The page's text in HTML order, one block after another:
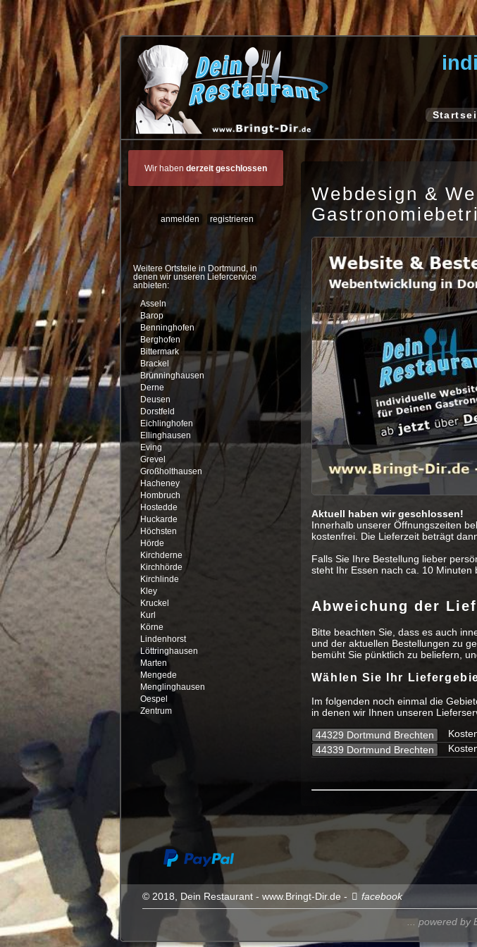
Wir haben derzeit geschlossen
anmelden registrieren
Weitere Ortsteile in Dortmund
, in
denen wir unseren Liefercervice
anbieten:
Asseln
Barop
Benninghofen
Berghofen
Bittermark
Brackel
Brünninghausen
Derne
Deusen
Dorstfeld
Eichlinghofen
Ellinghausen
Eving
Grevel
Großholthausen
Hacheney
Hombruch
Hostedde
Huckarde
Höchsten
Hörde
Kirchderne
Kirchhörde
Kirchlinde
Kley
Kruckel
Kurl
Körne
Lindenhorst
Löttringhausen
Marten
Mengede
Menglinghausen
Oespel
Zentrum
Webdesign &
Aktuell haben wir geschlossen!
Innerhalb unserer Öffnungszeiten
kostenfrei. Die Lieferzeit beträgt
Falls Sie Ihre Bestellung lieber
steht Ihr Essen nach ca. 10 Minuten
Abweichung der
Bitte beachten Sie, dass es auch
und der aktuellen Bestellungen zu
bemüht Sie pünktlich zu beliefern,
Wählen Sie Ihr
Im folgenden noch einmal die
in denen wir Ihnen unseren
44329 Dortmund Brechten
44339 Dortmund Brechten
© 2018, Dein Restaurant - www.Bringt-Dir.de - facebook
... powered by